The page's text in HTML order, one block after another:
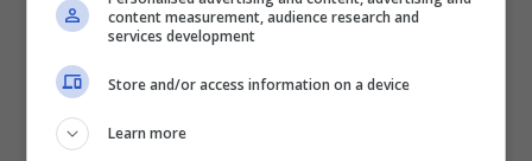
bonus rimborso sul primo deposito
200€
content measurement, audience research and
services development
Store and/or access information on a device
Learn more